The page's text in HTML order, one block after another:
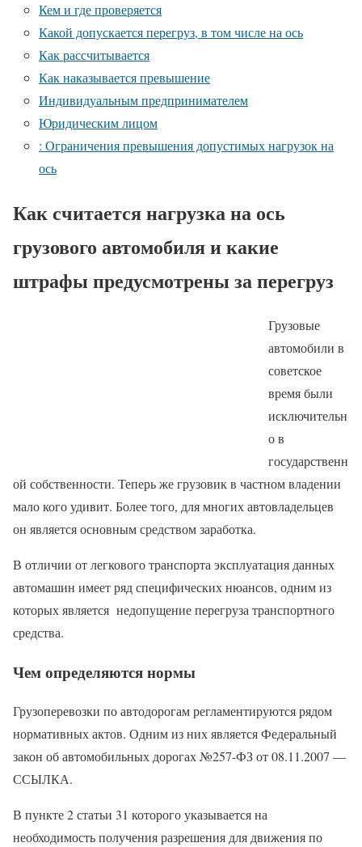
Кем и где проверяется
Какой допускается перегруз, в том числе на ось
Как рассчитывается
Как наказывается превышение
Индивидуальным предпринимателем
Юридическим лицом
: Ограничения превышения допустимых нагрузок на
ось
Как считается нагрузка на ось
грузового автомобиля и какие
штрафы предусмотрены за перегруз
Грузовые
автомобили в
советское
время были
исключительн
о в
государственн
ой собственности. Теперь же грузовик в частном владении
мало кого удивит. Более того, для многих автовладельцев
он является основным средством заработка.
В отличии от легкового транспорта эксплуатация данных
автомашин имеет ряд специфических нюансов, одним из
которых является недопущение перегруза транспортного
средства.
Чем определяются нормы
Грузоперевозки по автодорогам регламентируются рядом
нормативных актов. Одним из них является Федеральный
закон об автомобильных дорогах №257-ФЗ от 08.11.2007 —
ССЫЛКА.
В пункте 2 статьи 31 которого указывается на
необходимость получения разрешения для движения по